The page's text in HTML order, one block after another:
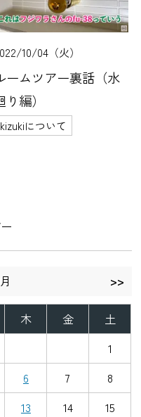
10/04（火）
ームツアー裏話（水
り編）
kizukiについて
>>
木 金
土
1
6 7
8
13 14
15